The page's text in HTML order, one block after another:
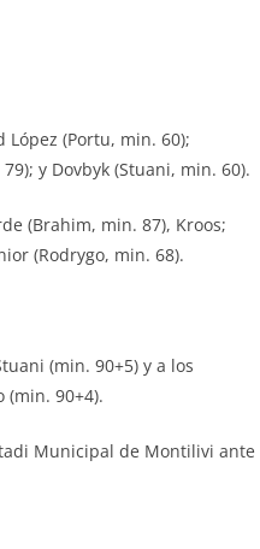
López (Portu, min. 60);
y Dovbyk (Stuani, min. 60).
(Brahim, min. 87), Kroos;
(Rodrygo, min. 68).
(min. 90+5) y a los
(min. 90+4).
Municipal de Montilivi ante